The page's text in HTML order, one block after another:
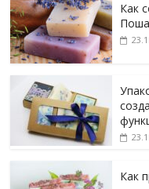
Как
Как